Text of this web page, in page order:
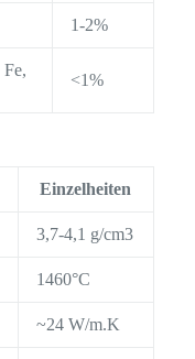
1-2%
<1%
Einzelheiten
3,7-4,1 g/cm3
1460°C
~24 W/m.K